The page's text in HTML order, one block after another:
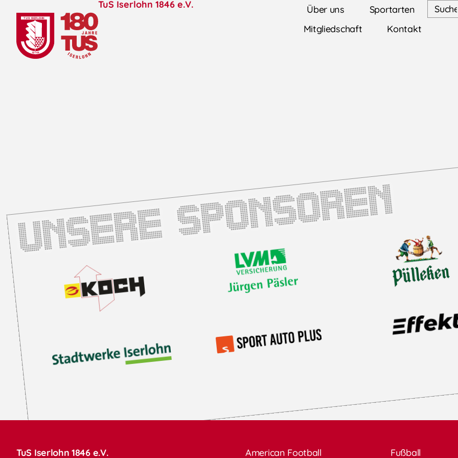
TuS Iserlohn 1846 e.V. Über uns
Sportarten
Mitgliedschaft
Kontakt
Kategorie:
Unsere Sponsoren
TuS Iserlohn 1846 e.V. American Football Fußball